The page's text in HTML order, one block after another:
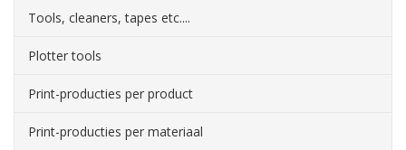
Tools, cleaners, tapes etc....
Plotter tools
Print-producties per product
Print-producties per materiaal